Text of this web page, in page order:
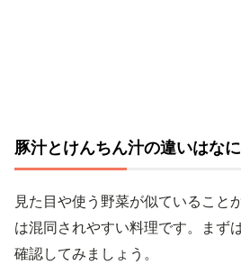
豚汁とけんちん汁の違いはなに
見た目や使う野菜が似ていること
は混同されやすい料理です。まず
確認してみましょう。